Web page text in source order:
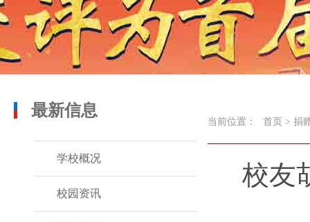
最新信息
学校概况
校园资讯
当前位置： 首页 > 捐
校友